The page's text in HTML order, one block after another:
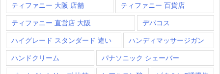
ティファニー 大阪 店舗
ティファニー 百貨店
ティファニー 直営店 大阪
デパコス
ハイグレード スタンダード 違い
ハンディマッサージガン
ハンドクリーム
パナソニック シェーバー